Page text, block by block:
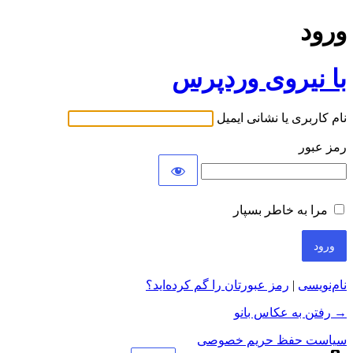
ورود
با نیروی وردپرس
نام کاربری یا نشانی ایمیل
رمز عبور
مرا به خاطر بسپار
نام‌نویسی | رمز عبورتان را گم کرده‌اید؟
→ رفتن به عکاس بانو
سیاست حفظ حریم خصوصی